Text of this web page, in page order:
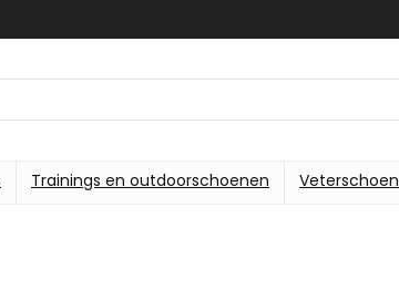
Trainings en outdoorschoenen